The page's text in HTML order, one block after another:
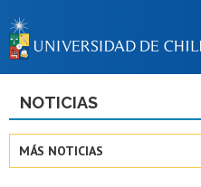
NOTICIAS
MÁS NOTICIAS